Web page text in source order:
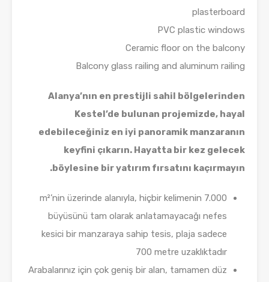
plasterboard
PVC plastic windows
Ceramic floor on the balcony
Balcony glass railing and aluminum railing
Alanya’nın en prestijli sahil bölgelerinden
Kestel’de bulunan projemizde, hayal
edebileceğiniz en iyi panoramik manzaranın
keyfini çıkarın. Hayatta bir kez gelecek
böylesine bir yatırım fırsatını kaçırmayın.
7.000 m²’nin üzerinde alanıyla, hiçbir kelimenin
büyüsünü tam olarak anlatamayacağı nefes
kesici bir manzaraya sahip tesis, plaja sadece
700 metre uzaklıktadır
Arabalarınız için çok geniş bir alan, tamamen düz